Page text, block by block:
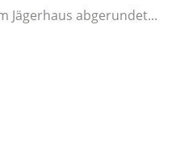
Jägerhaus abgerundet...